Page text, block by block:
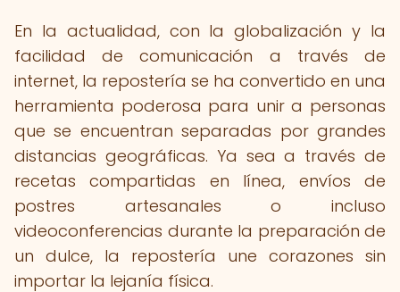
En la actualidad, con la globalización y la
facilidad de comunicación a través de
internet, la repostería se ha convertido en una
herramienta poderosa para unir a personas
que se encuentran separadas por grandes
distancias geográficas. Ya sea a través de
recetas compartidas en línea, envíos de
postres artesanales o incluso
videoconferencias durante la preparación de
un dulce, la repostería une corazones sin
importar la lejanía física.